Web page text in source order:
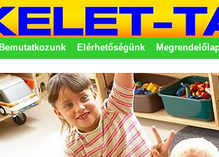
Bemutatkozunk Elérhetőségünk